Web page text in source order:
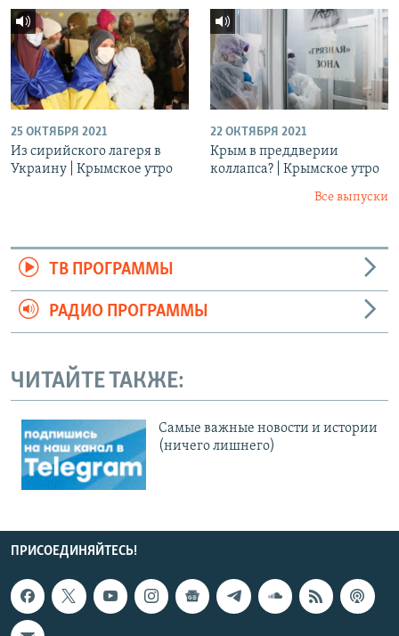
25 ОКТЯБРЯ 2021
Из сирийского лагеря в
Украину | Крымское утро
22 ОКТЯБРЯ 2021
Крым в преддверии
коллапса? | Крымское утро
Все выпуски
ТВ ПРОГРАММЫ
РАДИО ПРОГРАММЫ
ЧИТАЙТЕ ТАКЖЕ:
Cамые важные новости и истории
(ничего лишнего)
ПРИСОЕДИНЯЙТЕСЬ!